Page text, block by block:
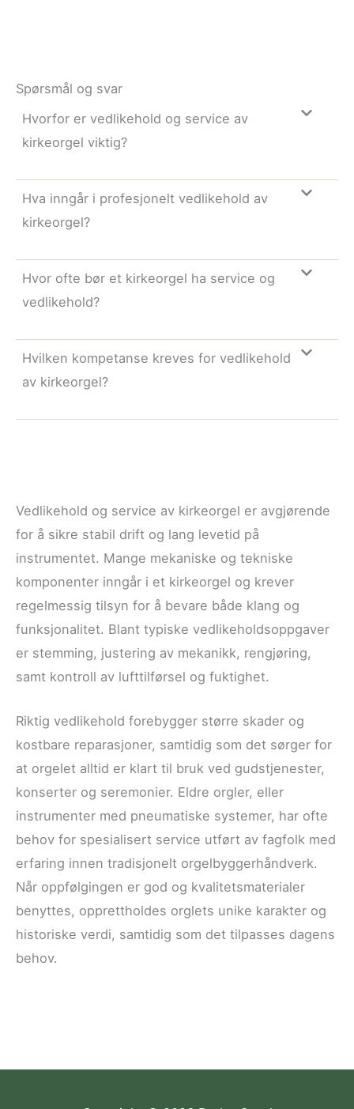
Spørsmål og svar
Hvorfor er vedlikehold og service av
kirkeorgel viktig?
Hva inngår i profesjonelt vedlikehold av
kirkeorgel?
Hvor ofte bør et kirkeorgel ha service og
vedlikehold?
Hvilken kompetanse kreves for vedlikehold
av kirkeorgel?
Vedlikehold og service av kirkeorgel er avgjørende
for å sikre stabil drift og lang levetid på
instrumentet. Mange mekaniske og tekniske
komponenter inngår i et kirkeorgel og krever
regelmessig tilsyn for å bevare både klang og
funksjonalitet. Blant typiske vedlikeholdsoppgaver
er stemming, justering av mekanikk, rengjøring,
samt kontroll av lufttilførsel og fuktighet.
Riktig vedlikehold forebygger større skader og
kostbare reparasjoner, samtidig som det sørger for
at orgelet alltid er klart til bruk ved gudstjenester,
konserter og seremonier. Eldre orgler, eller
instrumenter med pneumatiske systemer, har ofte
behov for spesialisert service utført av fagfolk med
erfaring innen tradisjonelt orgelbyggerhåndverk.
Når oppfølgingen er god og kvalitetsmaterialer
benyttes, opprettholdes orglets unike karakter og
historiske verdi, samtidig som det tilpasses dagens
behov.